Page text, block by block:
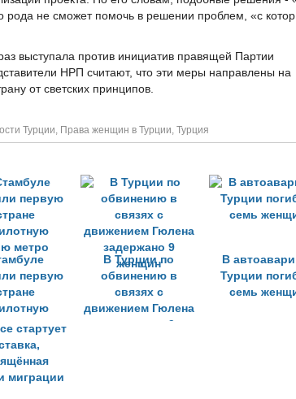
рода не сможет помочь в решении проблем, «с
выступала против инициатив правящей Партии
НРП считают, что эти меры направлены на
от светских принципов.
Турции, Права женщин в Турции, Турция
первую
метро
В Турции по
обвинению в
связях с
движением Гюлена
задержано 9
В
Турции
семь